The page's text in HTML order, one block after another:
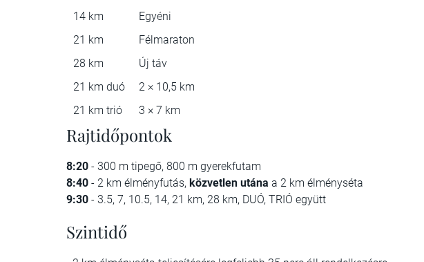
14 km
Egyéni
21 km
Félmaraton
28 km
Új táv
21 km duó
2 × 10,5 km
21 km trió
3 × 7 km
Rajtidőpontok
8:20 - 300 m tipegő, 800 m gyerekfutam
8:40 - 2 km élményfutás, közvetlen utána a 2 km élményséta
9:30 - 3.5, 7, 10.5, 14, 21 km, 28 km, DUÓ, TRIÓ együtt
Szintidő